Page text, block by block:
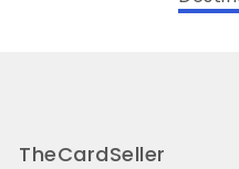
TheCardSeller